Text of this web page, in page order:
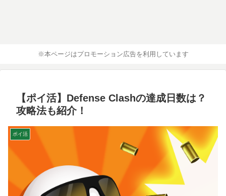
※本ページはプロモーション広告を利用しています
【ポイ活】Defense Clashの達成日数は？
攻略法も紹介！
ポイ活